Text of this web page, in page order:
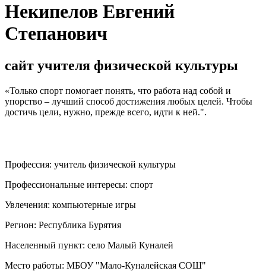
Некипелов Евгений
Степанович
сайт учителя физической культуры
«Только спорт помогает понять, что работа над собой и
упорство – лучший способ достижения любых целей. Чтобы
достичь цели, нужно, прежде всего, идти к ней.".
Профессия: учитель физической культуры
Профессиональные интересы: спорт
Увлечения: компьютерные игры
Регион: Республика Бурятия
Населенный пункт: село Малый Куналей
Место работы: МБОУ "Мало-Куналейская СОШ"